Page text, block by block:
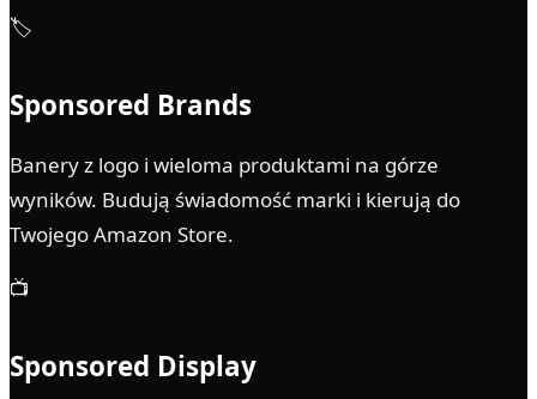
🏷
Sponsored Brands
Banery z logo i wieloma produktami na górze
wyników. Budują świadomość marki i kierują do
Twojego Amazon Store.
📺
Sponsored Display